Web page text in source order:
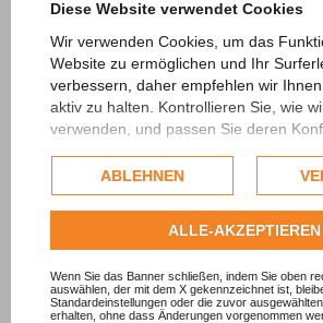
Diese Website verwendet Cookies
Wir verwenden Cookies, um das
Website zu ermöglichen und Ihr
verbessern, daher empfehlen wir
aktiv zu halten. Kontrollieren Sie, wie
verwenden, und passen Sie deren
kommerzielle Cookies werden nur
Zustimmung des Nutzers verwendet.
Sehen Sie sich die vollständige
an.
ABLEHNEN
ALLE-AKZEPTIEREN
Wenn Sie das Banner schließen, indem Sie oben
auswählen, der mit dem X gekennzeichnet ist,
Standardeinstellungen oder die zuvor
erhalten, ohne dass Änderungen vorgenommen
THE BEST BIKES
FOR THE BEST
PRICE